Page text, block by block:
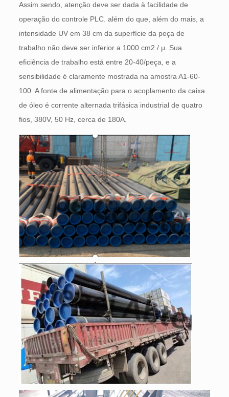
Assim sendo, atenção deve ser dada à facilidade de
operação do controle PLC. além do que, além do mais, a
intensidade UV em 38 cm da superfície da peça de
trabalho não deve ser inferior a 1000 cm2 / μ. Sua
eficiência de trabalho está entre 20-40/peça, e a
sensibilidade é claramente mostrada na amostra A1-60-
100. A fonte de alimentação para o acoplamento da caixa
de óleo é corrente alternada trifásica industrial de quatro
fios, 380V, 50 Hz, cerca de 180A.